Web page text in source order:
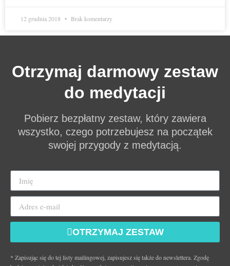
12 grudnia 2018 Brak komentarzy
Otrzymaj darmowy zestaw
do medytacji
Pobierz bezpłatny zestaw, który zawiera
wszystko, czego potrzebujesz na początek
swojej przygody z medytacją.
OTRZYMAJ ZESTAW
* Zapisując się do tej listy mailingowej, zapisujesz się także do newslettera. Zgodę